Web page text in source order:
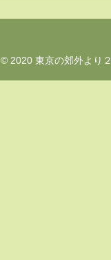
© 2020 東京の郊外より２.